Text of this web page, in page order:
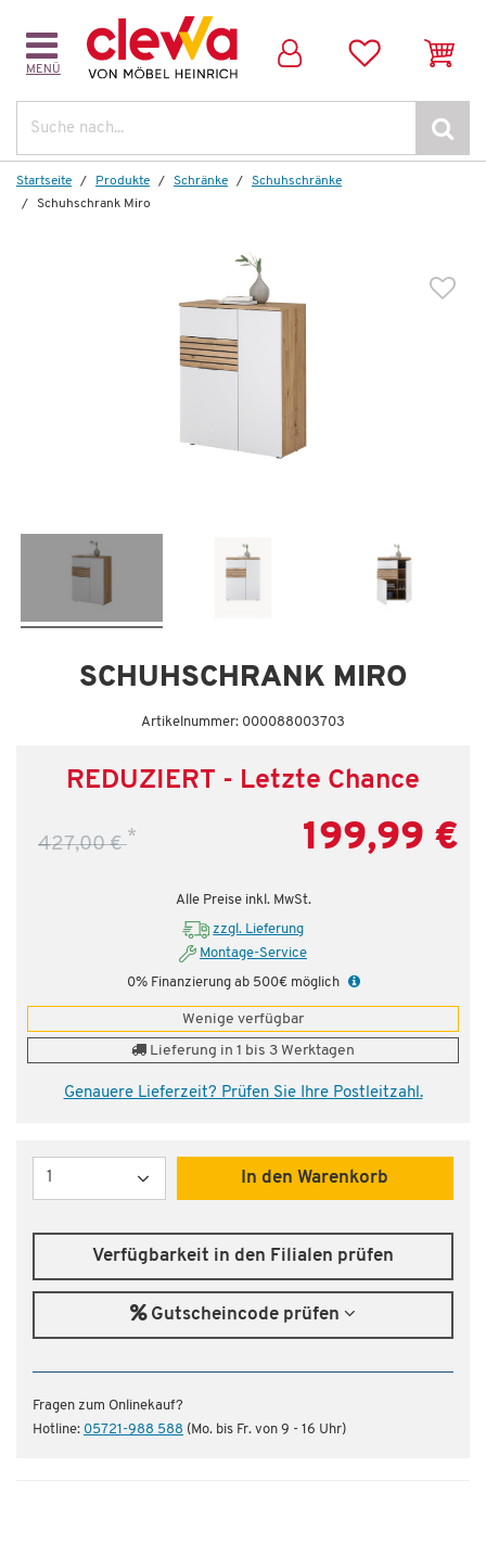
MENÜ
Startseite Produkte Schränke
Schuhschränke
Schuhschrank Miro
SCHUHSCHRANK MIRO
Artikelnummer: 000088003703
REDUZIERT - Letzte Chance
427,00 €* 199,99 €
Alle Preise inkl. MwSt.
zzgl. Lieferung
Montage-Service
0% Finanzierung ab 500€ möglich
Wenige verfügbar
Lieferung in 1 bis 3 Werktagen
Genauere Lieferzeit? Prüfen Sie Ihre Postleitzahl.
Menge
In den Warenkorb
Weitere Artikel aus der Serie
Auf Lager
Garderobenschrank
169,99 €
Verfügbarkeit in den Filialen prüfen
Gutscheincode prüfen
Fragen zum Onlinekauf?
Hotline: 05721-988 588 (Mo. bis Fr. von 9 - 16 Uhr)